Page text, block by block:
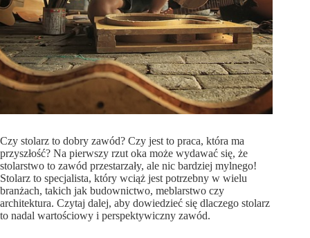
Czy stolarz to dobry zawód? Czy jest to praca, która ma
przyszłość? Na pierwszy rzut oka może wydawać się, że
stolarstwo to zawód przestarzały, ale nic bardziej mylnego!
Stolarz to specjalista, który wciąż jest potrzebny w wielu
branżach, takich jak budownictwo, meblarstwo czy
architektura. Czytaj dalej, aby dowiedzieć się dlaczego stolarz
to nadal wartościowy i perspektywiczny zawód.